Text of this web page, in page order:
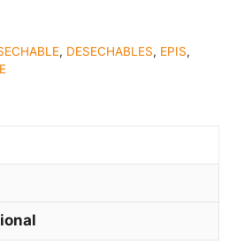
, DESECHABLES, EPIS,